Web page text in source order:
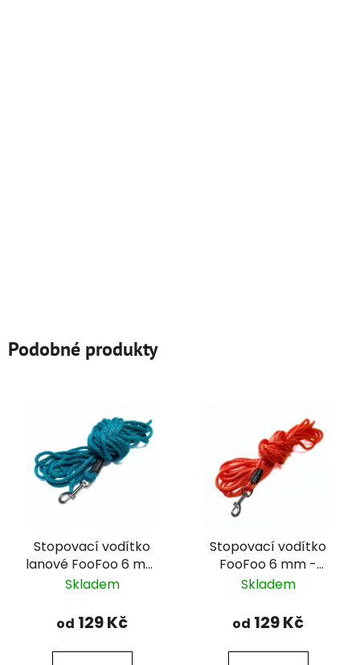
Podobné produkty
Stopovací vodítko
lanové FooFoo 6 mm
- modrozelené
Skladem
od 129 Kč
Stopovací vodítko
FooFoo 6 mm -
oranžové
Skladem
od 129 Kč